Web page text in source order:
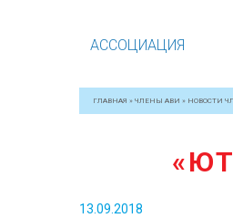
АССОЦИАЦИЯ
ГЛАВНАЯ » ЧЛЕНЫ АВИ » НОВОСТИ
13.09.2018